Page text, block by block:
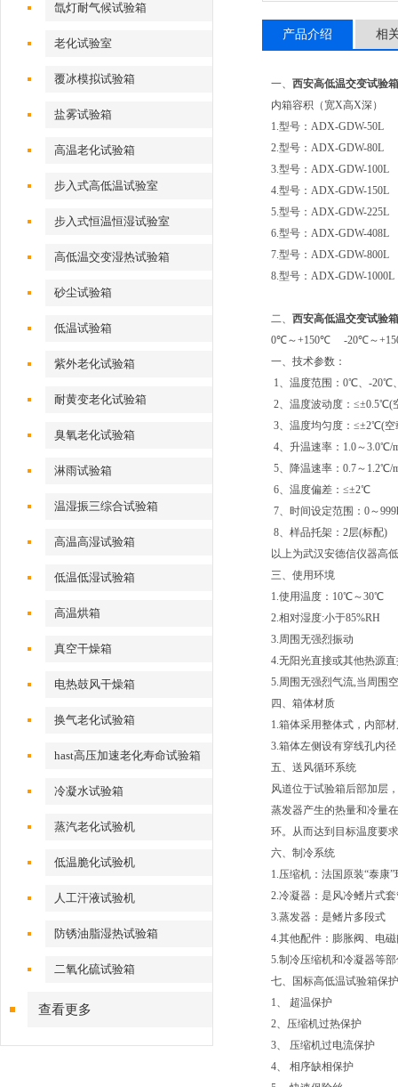
氙灯耐气候试验箱
老化试验室
覆冰模拟试验箱
盐雾试验箱
高温老化试验箱
步入式高低温试验室
步入式恒温恒湿试验室
高低温交变湿热试验箱
砂尘试验箱
低温试验箱
紫外老化试验箱
耐黄变老化试验箱
臭氧老化试验箱
淋雨试验箱
温湿振三综合试验箱
高温高湿试验箱
低温低湿试验箱
高温烘箱
真空干燥箱
电热鼓风干燥箱
换气老化试验箱
hast高压加速老化寿命试验箱
冷凝水试验箱
蒸汽老化试验机
低温脆化试验机
人工汗液试验机
防锈油脂湿热试验箱
二氧化硫试验箱
查看更多
产品介绍 相
一、 西安高低温交变试验箱
内箱容积（宽X高X深）
1.型号：ADX-GDW-50L
2.型号：ADX-GDW-80L
3.型号：ADX-GDW-
4.型号：ADX-GDW-150L
5.型号：ADX-GDW-
6.型号：ADX-GDW-
7.型号：ADX-GDW-800L
8.型号：ADX-GDW-
二、 西安高低温交变试验箱
0℃～+150℃ -20℃～
一、技术参数：
1、温度范围：0℃、-
2、温度波动度：≤±0.5℃(
3、温度均匀度：≤±2℃(空
4、升温速率：1.0～3.0℃/
5、降温速率：0.7～1.2℃/
6、温度偏差：≤±2℃
7、时间设定范围：0～
8、样品托架：2层(标配)
以上为武汉安德信仪器高
三、使用环境
1.使用温度：10℃～30℃
2.相对湿度:小于85%RH
3.周围无强烈振动
4.无阳光直接或其他热源
5.周围无强烈气流,当周围
四、箱体材质
1.箱体采用整体式，内部
3.箱体左侧设有穿线孔内
五、送风循环系统
风道位于试验箱后部加层
蒸发器产生的热量和冷量
环。从而达到目标温度要
六、制冷系统
1.压缩机：法国原装“泰康
2.冷凝器：是风冷鳍片式
3.蒸发器：是鳍片多段式
4.其他配件：膨胀阀、电
5.制冷压缩机和冷凝器等
七、国标高低温试验箱保
1、 超温保护
2、压缩机过热保护
3、 压缩机过电流保护
4、 相序缺相保护